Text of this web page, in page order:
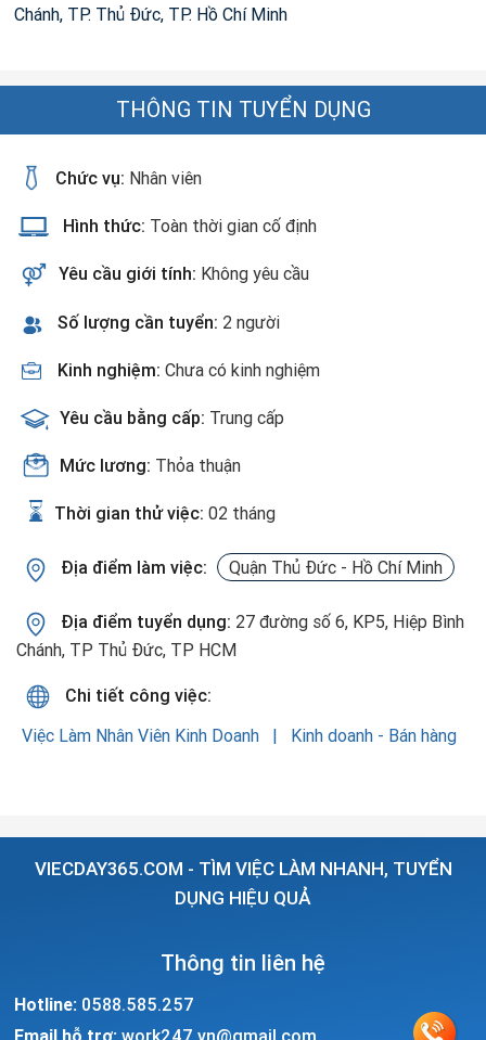
Chánh, TP. Thủ Đức, TP. Hồ Chí Minh
THÔNG TIN TUYỂN DỤNG
Chức vụ: Nhân viên
Hình thức: Toàn thời gian cố định
Yêu cầu giới tính: Không yêu cầu
Số lượng cần tuyển: 2 người
Kinh nghiệm: Chưa có kinh nghiệm
Yêu cầu bằng cấp: Trung cấp
Mức lương: Thỏa thuận
Thời gian thử việc: 02 tháng
Địa điểm làm việc: Quận Thủ Đức - Hồ Chí Minh
Địa điểm tuyển dụng: 27 đường số 6, KP5, Hiệp Bình
Chánh, TP Thủ Đức, TP HCM
Chi tiết công việc:
Việc Làm Nhân Viên Kinh Doanh
Kinh doanh - Bán hàng
VIECDAY365.COM - TÌM VIỆC LÀM NHANH, TUYỂN
DỤNG HIỆU QUẢ
Thông tin liên hệ
Hotline: 0588.585.257
Email hỗ trợ: work247.vn@gmail.com